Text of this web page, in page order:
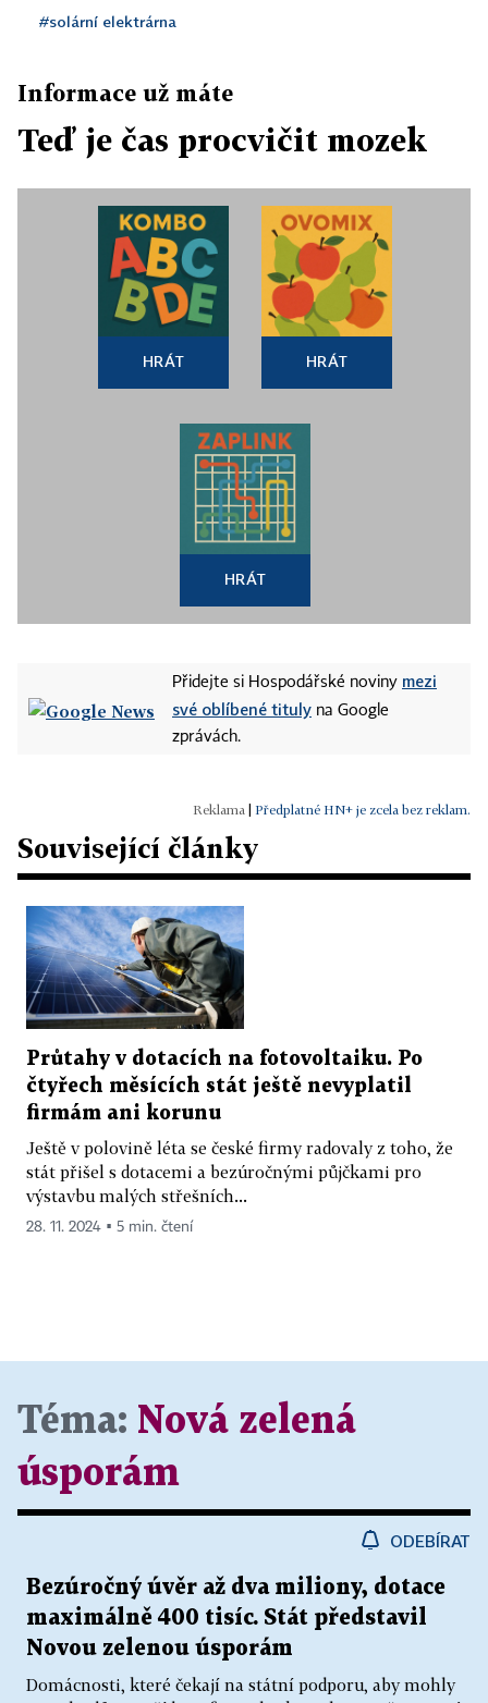
#solární elektrárna
Informace už máte
Teď je čas procvičit mozek
HRÁT HRÁT
HRÁT
Přidejte si Hospodářské noviny mezi
své oblíbené tituly na Google
zprávách.
Předplatné HN+ je zcela bez reklam.
Související články
Průtahy v dotacích na fotovoltaiku. Po
čtyřech měsících stát ještě nevyplatil
firmám ani korunu
Ještě v polovině léta se české firmy radovaly z toho, že
stát přišel s dotacemi a bezúročnými půjčkami pro
výstavbu malých střešních...
28. 11. 2024 ▪ 5 min. čtení
Téma: Nová zelená
úsporám
ODEBÍRAT
Bezúročný úvěr až dva miliony, dotace
maximálně 400 tisíc. Stát představil
Novou zelenou úsporám
Domácnosti, které čekají na státní podporu, aby mohly